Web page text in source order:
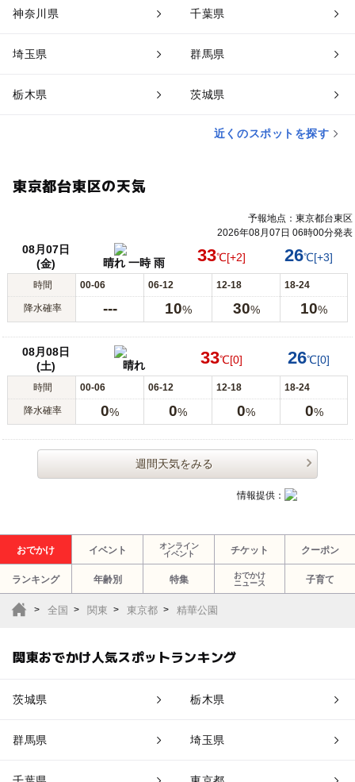
神奈川県 千葉県
埼玉県 群馬県
栃木県 茨城県
近くのスポットを探す
東京都台東区の天気
予報地点：東京都台東区
2026年08月07日 06時00分発表
08月07日
(金)
晴れ 一時 雨 33℃[+2] 26℃[+3]
時間 00-06 06-12 12-18 18-24
降水確率 --- 10% 30% 10%
08月08日
(土)
晴れ 33℃[0] 26℃[0]
時間 00-06 06-12 12-18 18-24
降水確率 0% 0% 0% 0%
週間天気をみる
情報提供：
おでかけ イベント
オンライン
イベント
チケット クーポン
ランキング 年齢別 特集
おでかけ
ニュース
子育て
全国 関東 東京都 精華公園
関東おでかけ人気スポットランキング
茨城県 栃木県
群馬県 埼玉県